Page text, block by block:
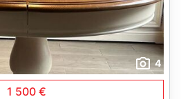
4
1 500 €